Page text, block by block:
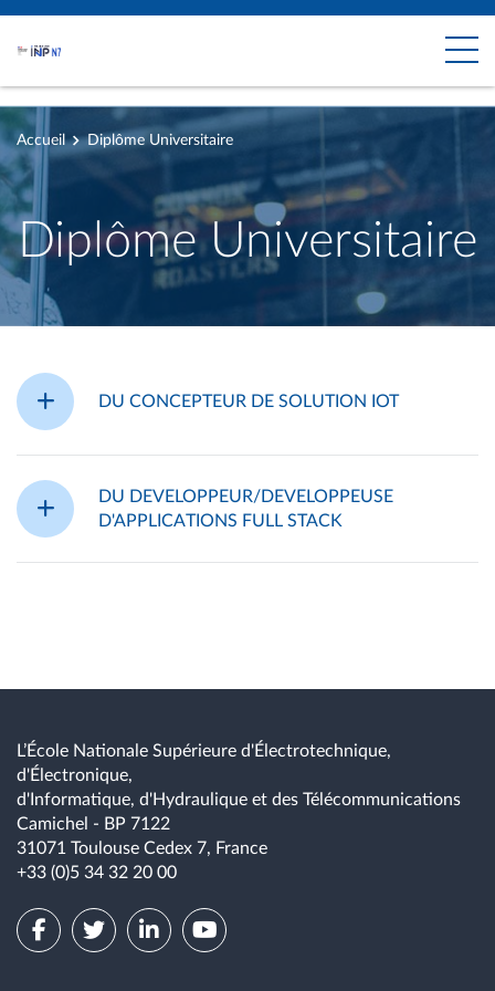
Accueil Diplôme Universitaire
Diplôme Universitaire
DU CONCEPTEUR DE SOLUTION IOT
DU DEVELOPPEUR/DEVELOPPEUSE
D'APPLICATIONS FULL STACK
L’École Nationale Supérieure d'Électrotechnique,
d'Électronique,
d'Informatique, d'Hydraulique et des Télécommunications
Camichel - BP 7122
31071 Toulouse Cedex 7, France
+33 (0)5 34 32 20 00